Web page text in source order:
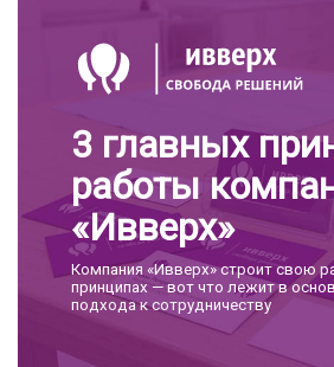
3 главных
работы
«Ивверх»
Компания «Ивверх» строит свою
принципах — вот что лежит в
подхода к сотрудничеству